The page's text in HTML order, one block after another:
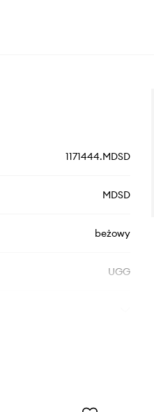
1171444.MDSD
MDSD
beżowy
UGG